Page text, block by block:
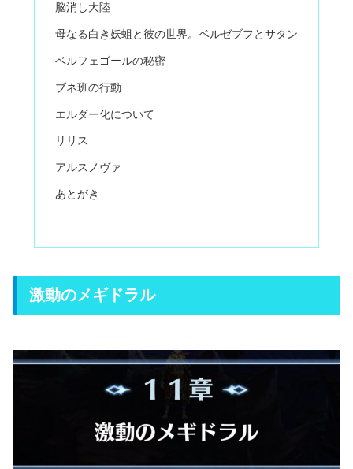
脳消し大陸
母なる白き妖蛆と彼の世界。ベルゼブフとサタン
ベルフェゴールの秘密
ブネ班の行動
エルダー化について
リリス
アルスノヴァ
あとがき
激動のメギドラル